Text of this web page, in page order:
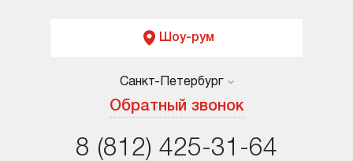
Шоу-рум
Санкт-Петербург
Обратный звонок
Москва
8 (812) 425-31-64